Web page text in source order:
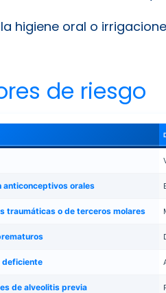
higiene oral o
de riesgo
anticonceptivos orales
traumáticas o de terceros molares
deficiente
de alveolitis previa